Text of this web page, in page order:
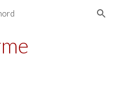
Skip to navigation